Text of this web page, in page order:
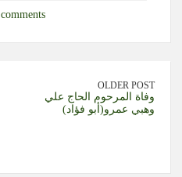
0 comments
OLDER POST
وفاة المرحوم الحاج علي
وهبي عمرو(أبو فؤاد)